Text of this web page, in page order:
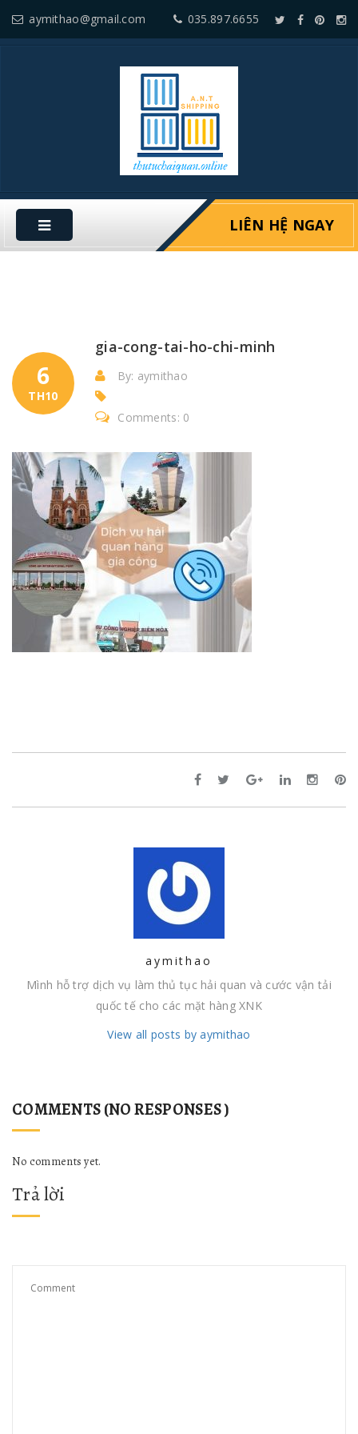
aymithao@gmail.com 035.897.6655
LIÊN HỆ NGAY
6
TH10
gia-cong-tai-ho-chi-minh
By: aymithao
Comments: 0
aymithao
Mình hỗ trợ dịch vụ làm thủ tục hải quan và cước vận tải
quốc tế cho các mặt hàng XNK
View all posts by aymithao
COMMENTS (NO RESPONSES )
No comments yet.
Trả lời